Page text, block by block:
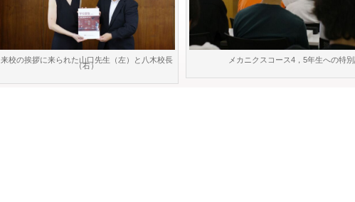
来校の挨拶に来られた山口先生（左）と八木校長
（右）
メカニクスコース4，5年生への特